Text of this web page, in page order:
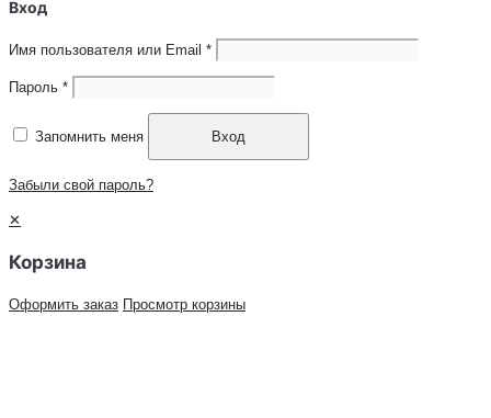
Вход
Имя пользователя или Email *
Пароль *
Запомнить меня Вход
Забыли свой пароль?
✕
Корзина
Оформить заказ Просмотр корзины